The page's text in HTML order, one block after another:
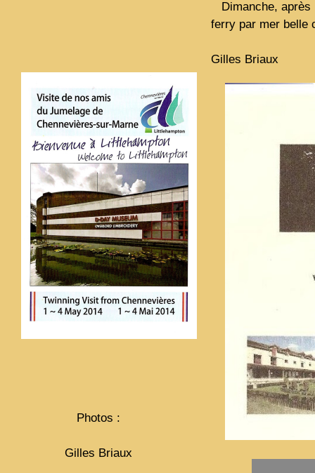
Photos :
Gilles Briaux
Dimanche, après
ferry par mer belle
Gilles Briaux